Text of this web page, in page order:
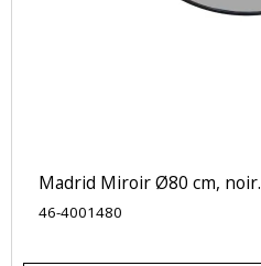
Madrid Miroir Ø80 cm, noir.
46-4001480